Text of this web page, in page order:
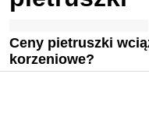
Ceny pietruszki
korzeniowe?